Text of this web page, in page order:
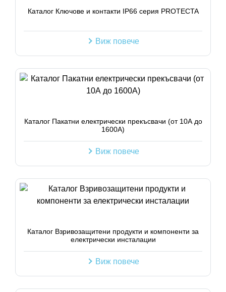
Каталог Ключове и контакти IP66 серия PROTECTA
Виж повече
Каталог Пакатни електрически прекъсвачи (от 10А до
1600А)
Виж повече
Каталог Взривозащитени продукти и компоненти за
електрически инсталации
Виж повече